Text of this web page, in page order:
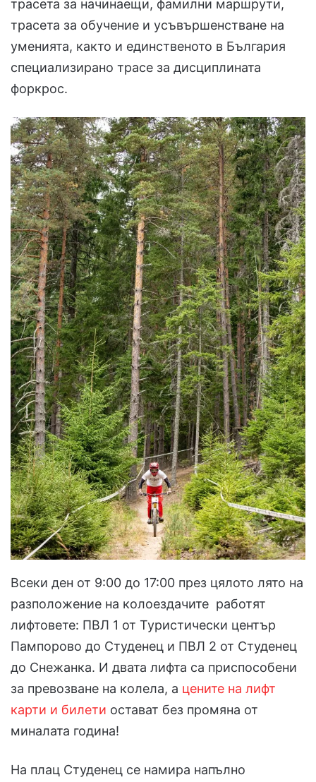
трасета за начинаещи, фамилни маршрути,
трасета за обучение и усъвършенстване на
уменията, както и единственото в България
специализирано трасе за дисциплината
форкрос.
Всеки ден от 9:00 до 17:00 през цялото лято на
разположение на колоездачите работят
лифтовете: ПВЛ 1 от Туристически център
Пампорово до Студенец и ПВЛ 2 от Студенец
до Снежанка. И двата лифта са приспособени
за превозване на колела, а цените на лифт
карти и билети остават без промяна от
миналата година!
На плац Студенец се намира напълно